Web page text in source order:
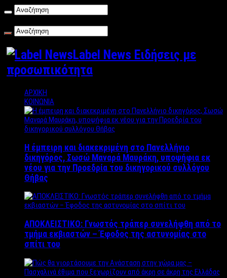
Label News Ειδήσεις με
προσωπικότητα
ΑΡΧΙΚΗ
ΚΟΙΝΩΝΙΑ
Η έμπειρη και διακεκριμένη στο Πανελλήνιο
δικηγόρος, Σωσώ Μαναρά Μαυράκη, υποψήφια εκ
νέου για την Προεδρία του δικηγορικού συλλόγου
Θήβας
ΑΠΟΚΛΕΙΣΤΙΚΟ: Γνωστός τράπερ συνελήφθη από το
τμήμα εκβιαστών – Έφοδος της αστυνομίας στο
σπίτι του